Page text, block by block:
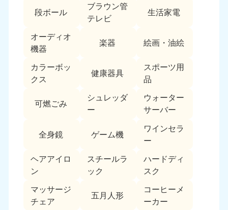
段ボール
ブラウン管
テレビ
生活家電
オーディオ
機器
楽器 絵画・油絵
カラーボッ
クス
健康器具
スポーツ用
品
可燃ごみ
シュレッダ
ー
ウォーター
サーバー
全身鏡 ゲーム機
ワインセラ
ー
ヘアアイロ
ン
スチールラ
ック
ハードディ
スク
マッサージ
チェア
五月人形
コーヒーメ
ーカー
北海道・東北
050-1881-5277
9:00〜19:00 年中無休
050-1881-5276
9:00〜19:00 年中無休
岩手県
9:00〜19:00 年中無休 9:00〜19:00 年中無休
050-1881-5273
9:00〜19:00 年中無休
050-1881-5272
9:00〜19:00 年中無休